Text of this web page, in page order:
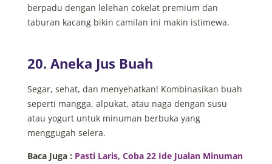
berpadu dengan lelehan cokelat premium dan
taburan kacang bikin camilan ini makin istimewa.
20. Aneka Jus Buah
Segar, sehat, dan menyehatkan! Kombinasikan buah
seperti mangga, alpukat, atau naga dengan susu
atau yogurt untuk minuman berbuka yang
menggugah selera.
Baca Juga : Pasti Laris, Coba 22 Ide Jualan Minuman